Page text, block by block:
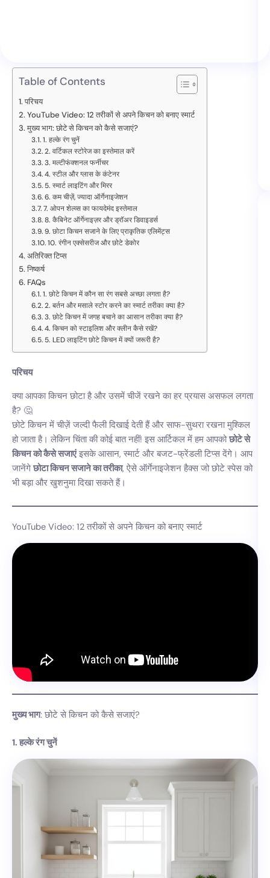
Table of Contents
परिचय
YouTube Video: 12 तरीकों से अपने किचन को बनाए स्मार्ट
मुख्य भाग: छोटे से किचन को कैसे सजाएं?
1. हल्के रंग चुनें
2. वर्टिकल स्टोरेज का इस्तेमाल करें
3. मल्टीफंक्शनल फर्नीचर
4. स्टील और ग्लास के कंटेनर
5. स्मार्ट लाइटिंग और मिरर
6. कम चीज़ें, ज्यादा ऑर्गेनाइजेशन
7. ओपन शेल्व्स का फायदेमंद इस्तेमाल
8. कैबिनेट ऑर्गेनाइज़र और ड्रॉअर डिवाइडर्स
9. छोटा किचन सजाने के लिए प्राकृतिक एलिमेंट्स
10. रंगीन एक्सेसरीज और छोटे डेकोर
अतिरिक्त टिप्स
निष्कर्ष
FAQs
1. छोटे किचन में कौन सा रंग सबसे अच्छा लगता है?
2. बर्तन और मसाले स्टोर करने का स्मार्ट तरीका क्या है?
3. छोटे किचन में जगह बचाने का आसान तरीका क्या है?
4. किचन को स्टाइलिश और क्लीन कैसे रखें?
5. LED लाइटिंग छोटे किचन में क्यों जरूरी है?
परिचय
क्या आपका किचन छोटा है और उसमें चीजें रखने का हर प्रयास असफल लगता
है? 🤔
छोटे किचन में चीज़ें जल्दी फैली दिखाई देती हैं और साफ-सुथरा रखना मुश्किल
हो जाता है। लेकिन चिंता की कोई बात नहीं! इस आर्टिकल में हम आपकोछोटे से
किचन को कैसे सजाएंइसके आसान, स्मार्ट और बजट-फ्रेंडली टिप्स देंगे। आप
जानेंगे छोटा किचन सजाने का तरीका, ऐसे ऑर्गेनाइजेशन हैक्स जो छोटे स्पेस को
भी बड़ा और खुशनुमा दिखा सकते हैं।
YouTube Video: 12 तरीकों से अपने किचन को बनाए स्मार्ट
मुख्य भाग: छोटे से किचन को कैसे सजाएं?
1. हल्के रंग चुनें